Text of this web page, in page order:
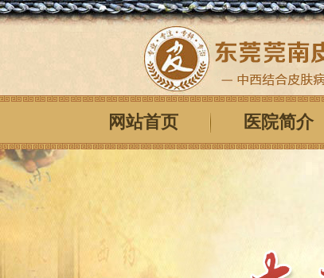
网站首页 医院简介